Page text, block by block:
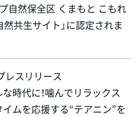
自然保全区 くまもと こもれ
然共生サイト」に認定されま
レスリリース
時代に！噛んでリラックス
ムを応援する“テアニン”を